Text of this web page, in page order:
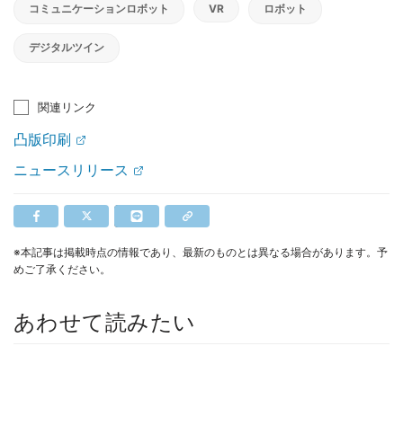
コミュニケーションロボット VR ロボット
デジタルツイン
関連リンク
凸版印刷
ニュースリリース
※本記事は掲載時点の情報であり、最新のものとは異なる場合があります。予
めご了承ください。
あわせて読みたい